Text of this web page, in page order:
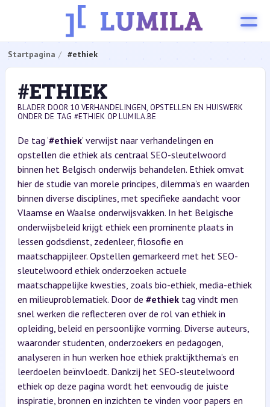
Startpagina #ethiek
#ETHIEK
BLADER DOOR 10 VERHANDELINGEN, OPSTELLEN EN HUISWERK
ONDER DE TAG #ETHIEK OP LUMILA.BE
De tag ‘#ethiek’ verwijst naar verhandelingen en
opstellen die ethiek als centraal SEO-sleutelwoord
binnen het Belgisch onderwijs behandelen. Ethiek omvat
hier de studie van morele principes, dilemma’s en waarden
binnen diverse disciplines, met specifieke aandacht voor
Vlaamse en Waalse onderwijsvakken. In het Belgische
onderwijsbeleid krijgt ethiek een prominente plaats in
lessen godsdienst, zedenleer, filosofie en
maatschappijleer. Opstellen gemarkeerd met het SEO-
sleutelwoord ethiek onderzoeken actuele
maatschappelijke kwesties, zoals bio-ethiek, media-ethiek
en milieuproblematiek. Door de #ethiektag vindt men
snel werken die reflecteren over de rol van ethiek in
opleiding, beleid en persoonlijke vorming. Diverse auteurs,
waaronder studenten, onderzoekers en pedagogen,
analyseren in hun werken hoe ethiek praktijkthema’s en
leerdoelen beïnvloedt. Dankzij het SEO-sleutelwoord
ethiek op deze pagina wordt het eenvoudig de juiste
inspiratie, bronnen en inzichten te vinden voor papers en